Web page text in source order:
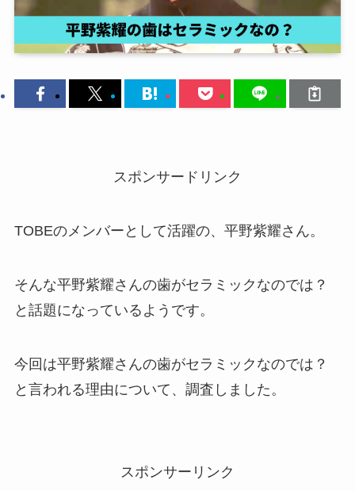
スポンサードリンク
TOBEのメンバーとして活躍の、平野紫耀さん。
そんな平野紫耀さんの歯がセラミックなのでは？
と話題になっているようです。
今回は平野紫耀さんの歯がセラミックなのでは？
と言われる理由について、調査しました。
スポンサーリンク